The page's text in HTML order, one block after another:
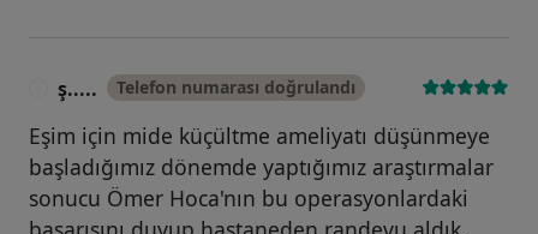
ş..... Telefon numarası doğrulandı
Eşim için mide küçültme ameliyatı düşünmeye
başladığımız dönemde yaptığımız araştırmalar
sonucu Ömer Hoca'nın bu operasyonlardaki